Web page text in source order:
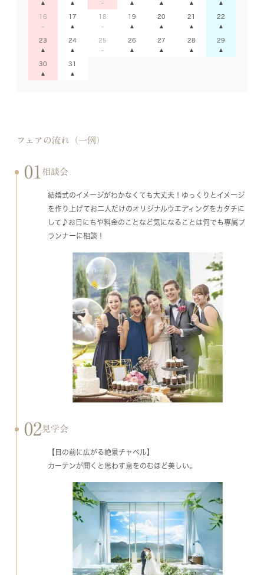
16 17 18 19 20 21 22
23 24 25 26 27 28 29
30 31
フェアの流れ（一例）
01 相談会
結婚式のイメージがわかなくても大丈夫！ゆっくりとイメージ
を作り上げてお二人だけのオリジナルウエディングをカタチに
して♪お日にちや料金のことなど気になることは何でも専属プ
ランナーに相談！
02 見学会
【目の前に広がる絶景チャペル】
カーテンが開くと思わす息をのむほど美しい。